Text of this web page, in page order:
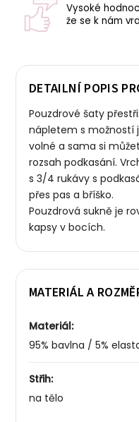
Vysoké
že se k nám
DETAILNÍ POPIS
Pouzdrové šaty
nápletem s možností
volné a sama si
rozsah podkasání.
s 3/4 rukávy s
přes pas a bříško.
Pouzdrová sukně je
kapsy v bocích.
MATERIÁL A
Materiál:
95% bavlna / 5%
Střih:
na tělo